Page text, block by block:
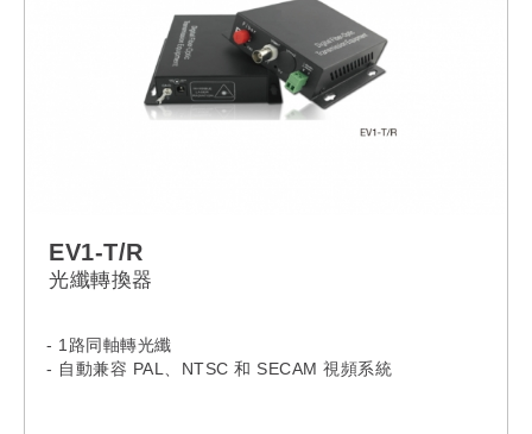
EV1-T/R
光纖轉換器
- 1路同軸轉光纖
- 自動兼容 PAL、NTSC 和 SECAM 視頻系統